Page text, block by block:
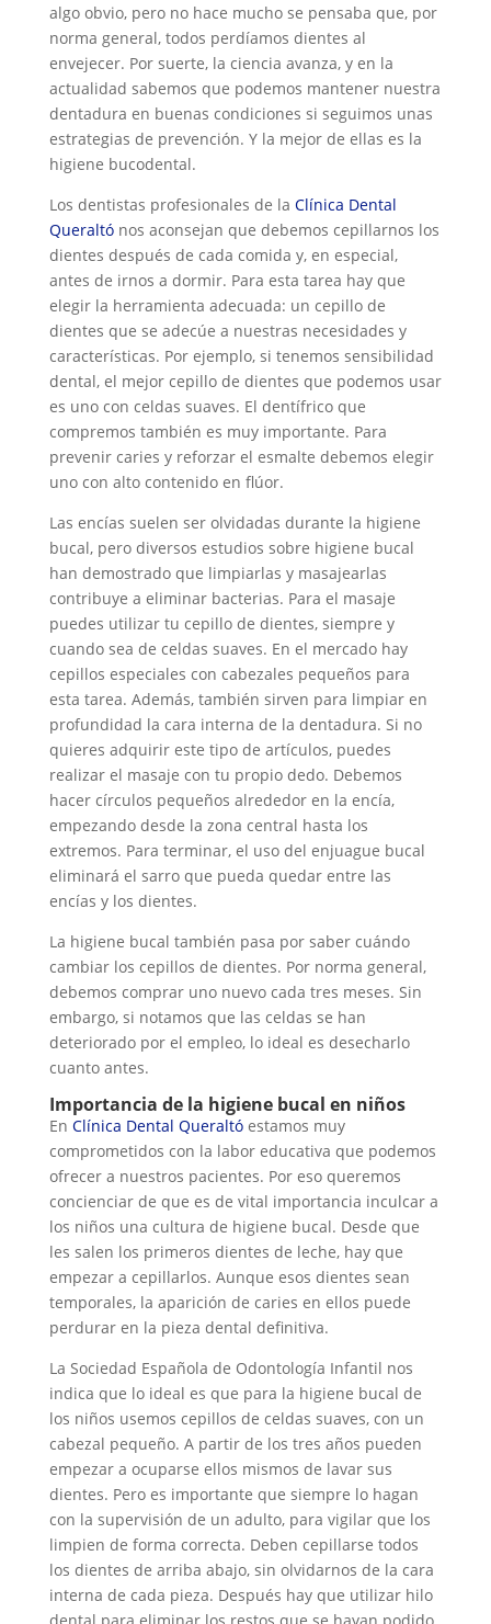
algo obvio, pero no hace mucho se pensaba que, por
norma general, todos perdíamos dientes al
envejecer. Por suerte, la ciencia avanza, y en la
actualidad sabemos que podemos mantener nuestra
dentadura en buenas condiciones si seguimos unas
estrategias de prevención. Y la mejor de ellas es la
higiene bucodental.
Los dentistas profesionales de la Clínica Dental
Queraltónos aconsejan que debemos cepillarnos los
dientes después de cada comida y, en especial,
antes de irnos a dormir. Para esta tarea hay que
elegir la herramienta adecuada: un cepillo de
dientes que se adecúe a nuestras necesidades y
características. Por ejemplo, si tenemos sensibilidad
dental, el mejor cepillo de dientes que podemos usar
es uno con celdas suaves. El dentífrico que
compremos también es muy importante. Para
prevenir caries y reforzar el esmalte debemos elegir
uno con alto contenido en flúor.
Las encías suelen ser olvidadas durante la higiene
bucal, pero diversos estudios sobre higiene bucal
han demostrado que limpiarlas y masajearlas
contribuye a eliminar bacterias. Para el masaje
puedes utilizar tu cepillo de dientes, siempre y
cuando sea de celdas suaves. En el mercado hay
cepillos especiales con cabezales pequeños para
esta tarea. Además, también sirven para limpiar en
profundidad la cara interna de la dentadura. Si no
quieres adquirir este tipo de artículos, puedes
realizar el masaje con tu propio dedo. Debemos
hacer círculos pequeños alrededor en la encía,
empezando desde la zona central hasta los
extremos. Para terminar, el uso del enjuague bucal
eliminará el sarro que pueda quedar entre las
encías y los dientes.
La higiene bucal también pasa por saber cuándo
cambiar los cepillos de dientes. Por norma general,
debemos comprar uno nuevo cada tres meses. Sin
embargo, si notamos que las celdas se han
deteriorado por el empleo, lo ideal es desecharlo
cuanto antes.
Importancia de la higiene bucal en niños
En Clínica Dental Queraltóestamos muy
comprometidos con la labor educativa que podemos
ofrecer a nuestros pacientes. Por eso queremos
concienciar de que es de vital importancia inculcar a
los niños una cultura de higiene bucal. Desde que
les salen los primeros dientes de leche, hay que
empezar a cepillarlos. Aunque esos dientes sean
temporales, la aparición de caries en ellos puede
perdurar en la pieza dental definitiva.
La Sociedad Española de Odontología Infantil nos
indica que lo ideal es que para la higiene bucal de
los niños usemos cepillos de celdas suaves, con un
cabezal pequeño. A partir de los tres años pueden
empezar a ocuparse ellos mismos de lavar sus
dientes. Pero es importante que siempre lo hagan
con la supervisión de un adulto, para vigilar que los
limpien de forma correcta. Deben cepillarse todos
los dientes de arriba abajo, sin olvidarnos de la cara
interna de cada pieza. Después hay que utilizar hilo